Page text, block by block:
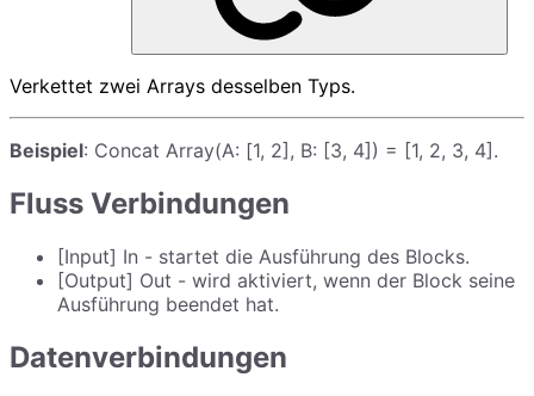
Verkettet zwei Arrays desselben Typs.
Beispiel: Concat Array(A: [1, 2], B: [3, 4]) = [1, 2, 3, 4].
Fluss Verbindungen
[Input] In - startet die Ausführung des Blocks.
[Output] Out - wird aktiviert, wenn der Block seine
Ausführung beendet hat.
Datenverbindungen